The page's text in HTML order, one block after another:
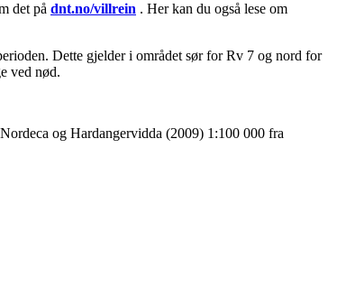
det på dnt.no/villrein . Her kan du også lese om
Dette gjelder i området sør for Rv 7 og nord for
ved nød.
og Hardangervidda (2009) 1:100 000 fra